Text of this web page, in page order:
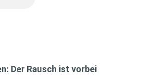
Der Rausch ist vorbei